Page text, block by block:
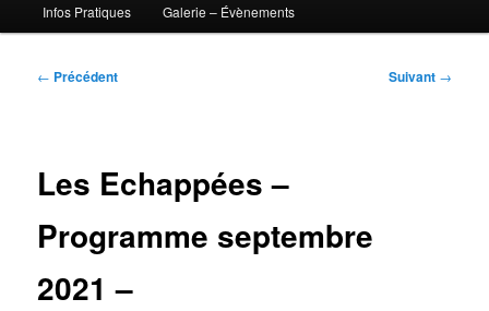
Infos Pratiques Galerie – Évènements
Navigation
← Précédent Suivant →
Les Echappées –
Programme septembre
2021 –